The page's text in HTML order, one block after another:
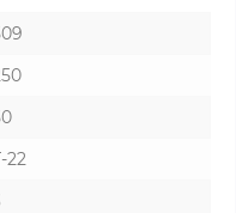
22